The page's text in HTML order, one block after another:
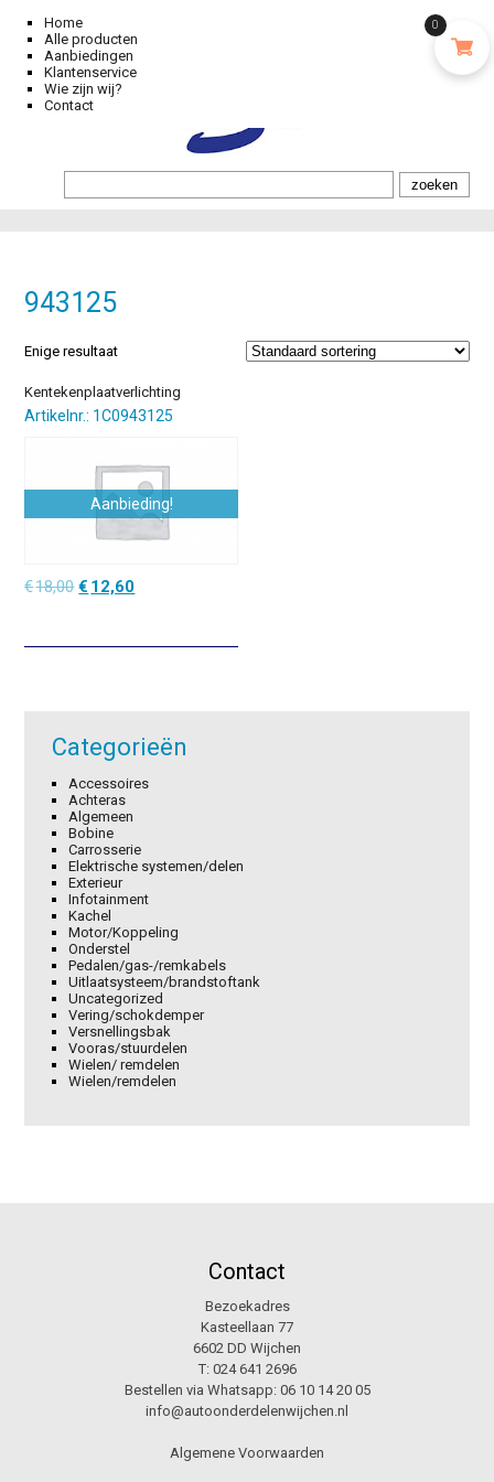
Home
Alle producten
Aanbiedingen
Klantenservice
Wie zijn wij?
Contact
943125
Enige resultaat
Kentekenplaatverlichting
Artikelnr.: 1C0943125
Aanbieding!
€18,00Oorspronkelijke
€18,00.
€ 12,60Huidige
€12,60.
Categorieën
Accessoires
Achteras
Algemeen
Bobine
Carrosserie
Elektrische systemen/delen
Exterieur
Infotainment
Kachel
Motor/Koppeling
Onderstel
Pedalen/gas-/remkabels
Uitlaatsysteem/brandstoftank
Uncategorized
Vering/schokdemper
Versnellingsbak
Vooras/stuurdelen
Wielen/ remdelen
Wielen/remdelen
Contact
Bezoekadres
Kasteellaan 77
6602 DD Wijchen
T: 024 641 2696
Bestellen via Whatsapp: 06 10 14 20 05
info@autoonderdelenwijchen.nl
Algemene Voorwaarden
0